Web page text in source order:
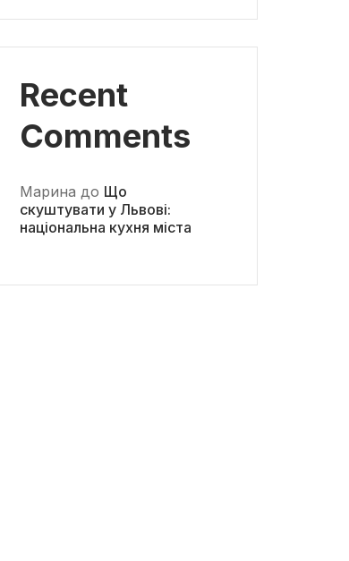
Recent
Comments
Марина до Що
скуштувати у Львові:
національна кухня міста